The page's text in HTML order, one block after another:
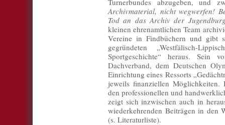
Turnerbundes abzugeben, und
Archivmaterial, nicht wegwerfen!
Tod an das Archiv der
kleinen ehrenamtlichen Team
Vereine in Findbüchern und gibt
gegründeten „Westfälisch-
Sportgeschichte“ heraus. Sein
Dachverband, dem Deutschen
Einrichtung eines Ressorts
jeweils finanziellen
den professionellen und
zeigt sich inzwischen auch in
wiederkehrenden Beiträgen in den
(s. Literaturliste).